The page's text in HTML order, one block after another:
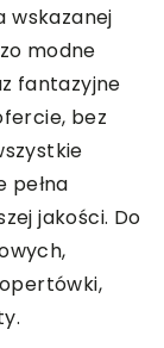
wskazanej
modne
fantazyjne
bez
pełna
jakości. Do